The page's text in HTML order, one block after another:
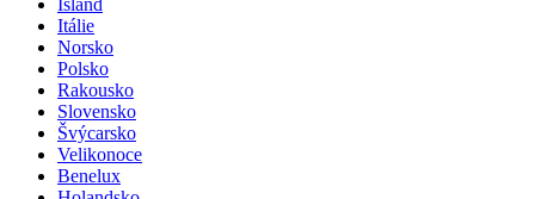
Zájezdy s turistikou
Island
Itálie
Norsko
Polsko
Rakousko
Slovensko
Švýcarsko
Velikonoce